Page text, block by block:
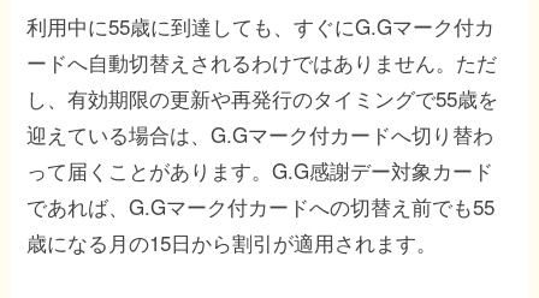
利用中に55歳に到達しても、すぐにG.Gマーク付カ
ードへ自動切替えされるわけではありません。ただ
し、有効期限の更新や再発行のタイミングで55歳を
迎えている場合は、G.Gマーク付カードへ切り替わ
って届くことがあります。G.G感謝デー対象カード
であれば、G.Gマーク付カードへの切替え前でも55
歳になる月の15日から割引が適用されます。